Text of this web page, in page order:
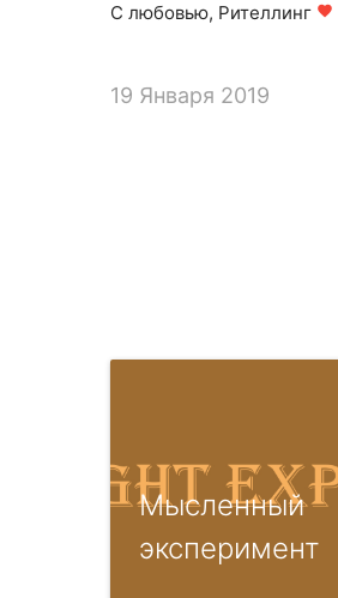
С любовью, Рителлинг favorite
19 Января 2019
Мысленный
эксперимент